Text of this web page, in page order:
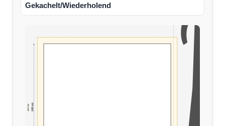
Gekachelt/Wiederholend
100 cm
(110 cm)